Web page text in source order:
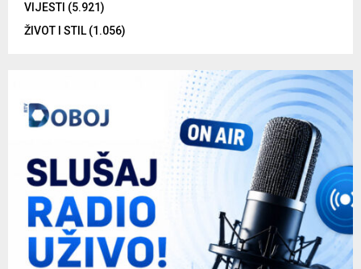
VIJESTI (5.921)
ŽIVOT I STIL(1.056)